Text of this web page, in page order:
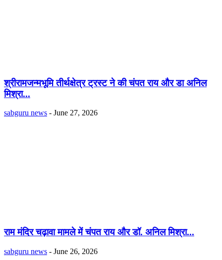
श्रीरामजन्मभूमि तीर्थक्षेत्र ट्रस्ट ने की चंपत राय और डा अनिल
मिश्रा...
sabguru news - June 27, 2026
राम मंदिर चढ़ावा मामले में चंपत राय और डॉ. अनिल मिश्रा...
sabguru news - June 26, 2026